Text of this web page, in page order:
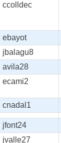
ccolldec
ebayot
jbalagu8
avila28
ecami2
cnadal1
jfont24
jvalle27